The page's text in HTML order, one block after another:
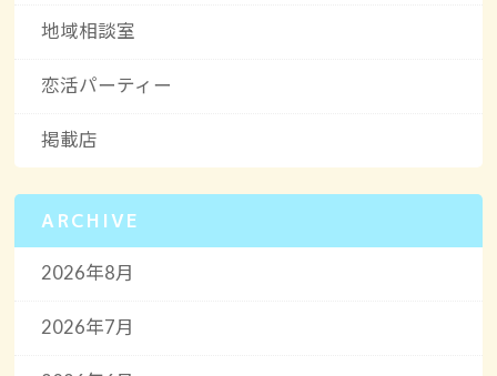
地域相談室
恋活パーティー
掲載店
ARCHIVE
2026年8月
2026年7月